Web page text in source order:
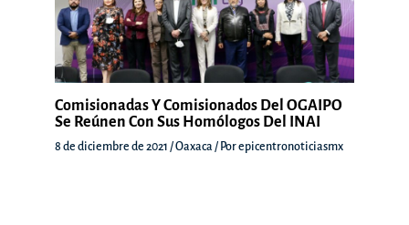
Comisionadas Y Comisionados Del OGAIPO
Se Reúnen Con Sus Homólogos Del INAI
8 de diciembre de 2021 /Oaxaca / Porepicentronoticiasmx